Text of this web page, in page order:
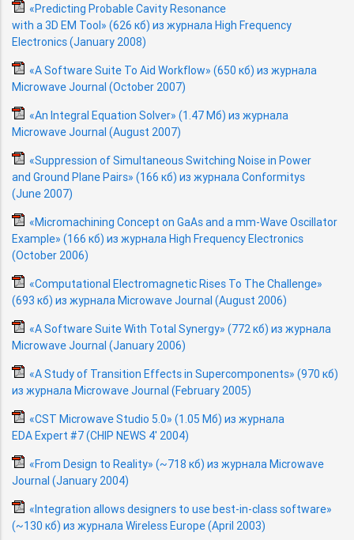
«Predicting Probable Cavity Resonance
with a 3D EM Tool» (626 кб) из журнала High Frequency
Electronics (January 2008)
«A Software Suite To Aid Workflow» (650 кб) из журнала
Microwave Journal (October 2007)
«An Integral Equation Solver» (1.47 Мб) из журнала
Microwave Journal (August 2007)
«Suppression of Simultaneous Switching Noise in Power
and Ground Plane Pairs» (166 кб) из журнала Conformitys
(June 2007)
«Micromachining Concept on GaAs and a mm-WaveOscillator
Example» (166 кб) из журнала High Frequency Electronics
(October 2006)
«Computational Electromagnetic Rises To The Challenge»
(693 кб) из журнала Microwave Journal (August 2006)
«A Software Suite With Total Synergy» (772 кб) из журнала
Microwave Journal (January 2006)
«A Study of Transition Effects in Supercomponents» (970 кб)
из журнала Microwave Journal (February 2005)
«CST Microwave Studio 5.0» (1.05 Мб) из журнала
EDA Expert #7 (CHIP NEWS 4' 2004)
«From Design to Reality» (~718 кб) из журнала Microwave
Journal (January 2004)
«Integration allows designers to use best-in-class software»
(~130 кб) из журнала Wireless Europe (April 2003)